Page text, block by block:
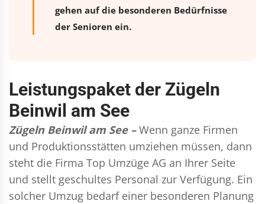
gehen auf die besonderen Bedürfnisse
der Senioren ein.
Leistungspaket der Zügeln
Beinwil am See
Zügeln Beinwil am See – Wenn ganze Firmen
und Produktionsstätten umziehen müssen, dann
steht die Firma Top Umzüge AG an Ihrer Seite
und stellt geschultes Personal zur Verfügung. Ein
solcher Umzug bedarf einer besonderen Planung